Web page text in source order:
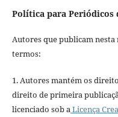
Política para Periódicos
Autores que publicam
termos:
1. Autores mantém os
direito de primeira
licenciado sob aLicença